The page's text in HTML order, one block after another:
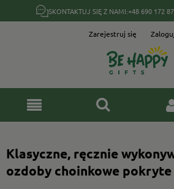
SKONTAKTUJ SIĘ Z NAMI:+48 690 172
Zarejestruj się
Klasyczne, ręcznie
ozdoby choinkowe